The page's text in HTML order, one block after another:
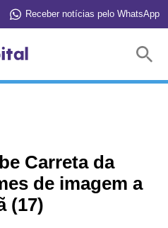
Receber notícias pelo WhatsApp
Carreta da
de imagem a
(17)